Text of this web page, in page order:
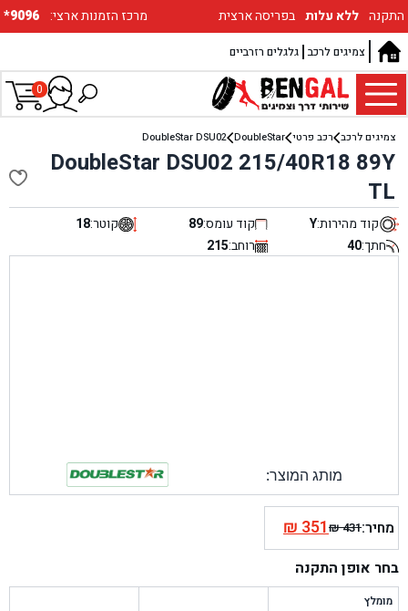
*9096 :מרכז הזמנות ארצי התקנה ללא עלות בפריסה ארצית
גלגלים רזרביים צמיגים לרכב
0
צמיגים לרכב רכב פרטי DoubleStar
DoubleStar DSU02
DoubleStar DSU02 215/40R18 89Y
TL
קוד מהירות:Y קוד עומס:89 קוטר:18
חתך:40 רוחב:215
מותג המוצר:
מחיר: ₪431
המחיר
המקורי
היה:
₪351המחיר
הנוכחי
הוא:
בחר אופן התקנה
מומלץ